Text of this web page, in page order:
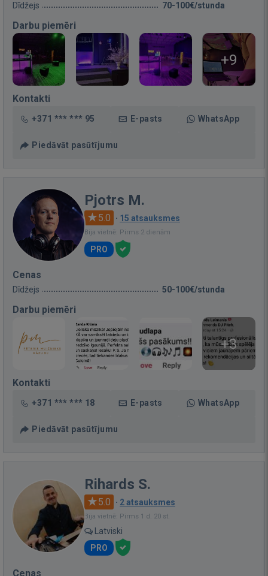
Dīdžejs 70-100€/stunda
Darbu piemēri
+9
Kontakti
+371 *** *** 95 E-pasts WhatsApp
Piedāvāt pasūtījumu
Pjotrs M.
5.0 · 15 atsauksmes
Bija vietnē: Pirms 2 dienām
PRO
Cenas
Dīdžejs 50-100€/stunda
Darbu piemēri
+3
Kontakti
+371 *** *** 18 E-pasts WhatsApp
Piedāvāt pasūtījumu
Rihards S.
5.0 · 2 atsauksmes
Bija vietnē: Pirms 1 d. 20 st.
Latviski
PRO
Cenas